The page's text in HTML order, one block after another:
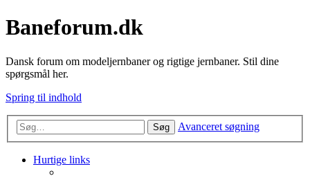
Baneforum.dk
Dansk forum om modeljernbaner og rigtige jernbaner. Stil dine
spørgsmål her.
Spring til indhold
Søg Avanceret søgning
Hurtige links